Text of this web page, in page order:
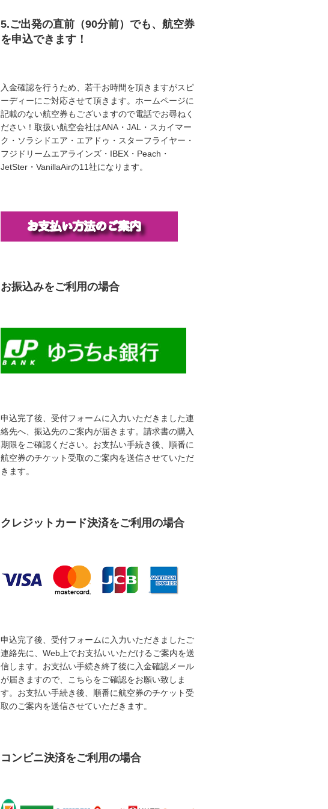
5.ご出発の直前（90分前）でも、航空券
を申込できます！
入金確認を行うため、若干お時間を頂きますがスピ
ーディーにご対応させて頂きます。ホームページに
記載のない航空券もございますので電話でお尋ねく
ださい！取扱い航空会社はANA・JAL・スカイマー
ク・ソラシドエア・エアドゥ・スターフライヤー・
フジドリームエアラインズ・IBEX・Peach・
JetSter・VanillaAirの11社になります。
お振込みをご利用の場合
申込完了後、受付フォームに入力いただきました連
絡先へ、振込先のご案内が届きます。請求書の購入
期限をご確認ください。お支払い手続き後、順番に
航空券のチケット受取のご案内を送信させていただ
きます。
クレジットカード決済をご利用の場合
申込完了後、受付フォームに入力いただきましたご
連絡先に、Web上でお支払いいただけるご案内を送
信します。お支払い手続き終了後に入金確認メール
が届きますので、こちらをご確認をお願い致しま
す。お支払い手続き後、順番に航空券のチケット受
取のご案内を送信させていただきます。
コンビニ決済をご利用の場合